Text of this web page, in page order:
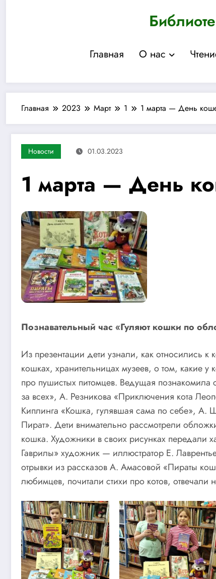
Главная О нас
Главная 2023 Март 1 1 марта — День
Новости 01.03.2023
1 марта — День
Познавательный час «Гуляют кошки по
Из презентации дети узнали, как относились
кошках, хранительницах музеев, о том, какие
про пушистых питомцев. Ведущая
за всех», А. Резникова «Приключения кота
Киплинга «Кошка, гулявшая сама по себе», А.
Пират». Дети внимательно рассмотрели
кошка. Художники в своих рисунках передали
Гаврилы» художник — иллюстратор Е.
отрывки из рассказов А. Амасовой «Пираты
любимцев, почитали стихи про котов,